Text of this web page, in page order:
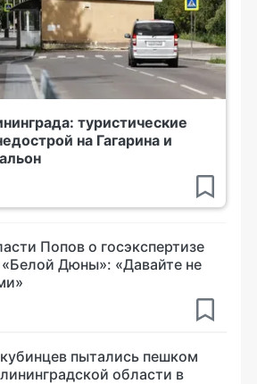
туристические
на Гагарина и
Попов о госэкспертизе
Дюны»: «Давайте не
пытались пешком
области в